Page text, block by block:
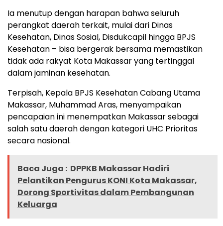
Ia menutup dengan harapan bahwa seluruh
perangkat daerah terkait, mulai dari Dinas
Kesehatan, Dinas Sosial, Disdukcapil hingga BPJS
Kesehatan – bisa bergerak bersama memastikan
tidak ada rakyat Kota Makassar yang tertinggal
dalam jaminan kesehatan.
Terpisah, Kepala BPJS Kesehatan Cabang Utama
Makassar, Muhammad Aras, menyampaikan
pencapaian ini menempatkan Makassar sebagai
salah satu daerah dengan kategori UHC Prioritas
secara nasional.
Baca Juga : DPPKB Makassar Hadiri
Pelantikan Pengurus KONI Kota Makassar,
Dorong Sportivitas dalam Pembangunan
Keluarga